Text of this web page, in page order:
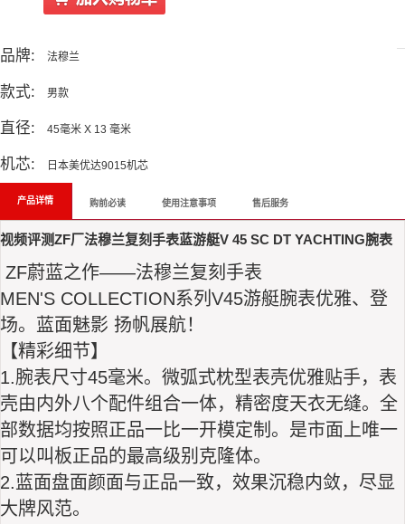
品牌: 法穆兰
款式: 男款
直径: 45毫米 X 13 毫米
机芯: 日本美优达9015机芯
产品详情 购前必读 使用注意事项 售后服务
视频评测ZF厂法穆兰复刻手表蓝游艇V 45 SC DT YACHTING腕表
ZF蔚蓝之作——法穆兰复刻手表
MEN'S COLLECTION系列V45游艇腕表优雅、登
场。蓝面魅影 扬帆展航！
【精彩细节】
1.腕表尺寸45毫米。微弧式枕型表壳优雅贴手，表
壳由内外八个配件组合一体，精密度天衣无缝。全
部数据均按照正品一比一开模定制。是市面上唯一
可以叫板正品的最高级别克隆体。
2.蓝面盘面颜面与正品一致，效果沉稳内敛，尽显
大牌风范。